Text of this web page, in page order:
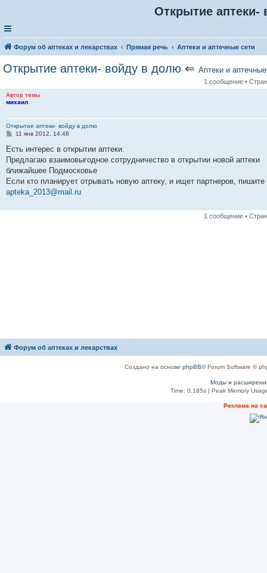
Открытие
Форум об аптеках и лекарствах Прямая речь Аптеки и аптечные сети
Открытие аптеки- войду в долю ⇐ Аптеки и
1 сообщение •
Автор темы
михаил
Открытие аптеки- войду в долю
С
о
щ
е
и
е
11 янв 2012, 14:48
Есть интерес в открытии аптеки.
Предлагаю взаимовыгодное сотрудничество в открытии новой аптеки
ближайшее Подмосковье
Если кто планирует отрывать новую аптеку, и ищет партнеров,
apteka_2013@mail.ru
1 сообщение •
Форум об аптеках и лекарствах
Создано на основе phpBB® Forum Software ©
Моды и
Time: 0.185s| Peak Memory
Рeклама на